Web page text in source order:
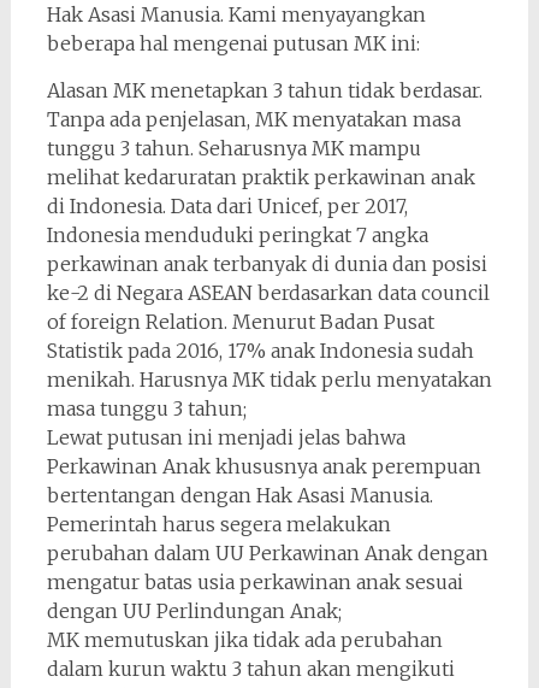
Hak Asasi Manusia. Kami menyayangkan
beberapa hal mengenai putusan MK ini:
Alasan MK menetapkan 3 tahun tidak berdasar.
Tanpa ada penjelasan, MK menyatakan masa
tunggu 3 tahun. Seharusnya MK mampu
melihat kedaruratan praktik perkawinan anak
di Indonesia. Data dari Unicef, per 2017,
Indonesia menduduki peringkat 7 angka
perkawinan anak terbanyak di dunia dan posisi
ke-2 di Negara ASEAN berdasarkan data council
of foreign Relation. Menurut Badan Pusat
Statistik pada 2016, 17% anak Indonesia sudah
menikah. Harusnya MK tidak perlu menyatakan
masa tunggu 3 tahun;
Lewat putusan ini menjadi jelas bahwa
Perkawinan Anak khususnya anak perempuan
bertentangan dengan Hak Asasi Manusia.
Pemerintah harus segera melakukan
perubahan dalam UU Perkawinan Anak dengan
mengatur batas usia perkawinan anak sesuai
dengan UU Perlindungan Anak;
MK memutuskan jika tidak ada perubahan
dalam kurun waktu 3 tahun akan mengikuti